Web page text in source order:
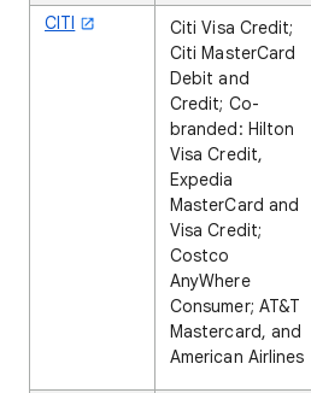
CITI
Citi Visa Credit;
Citi MasterCard
Debit and
Credit; Co-
branded: Hilton
Visa Credit,
Expedia
MasterCard and
Visa Credit;
Costco
AnyWhere
Consumer; AT&T
Mastercard, and
American Airlines